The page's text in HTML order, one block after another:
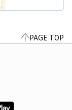
PAGE TOP